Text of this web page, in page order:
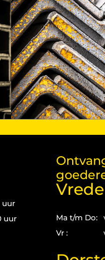
uur
uur
Ma t/m Do:
Vr :